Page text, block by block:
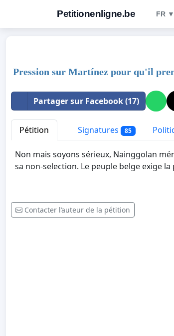
Petitionenligne.be FR ▼
Pression sur Martínez pour qu'il
Partager sur Facebook (17)
Pétition Signatures 85
Non mais soyons sérieux, Nainggolan
sa non-selection. Le peuple belge exige
Contacter l’auteur de la pétition